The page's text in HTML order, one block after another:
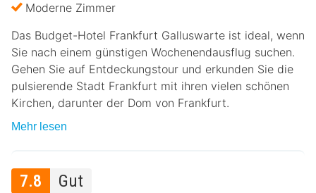
Moderne Zimmer
Das Budget-Hotel Frankfurt Galluswarte ist ideal, wenn
Sie nach einem günstigen Wochenendausflug suchen.
Gehen Sie auf Entdeckungstour und erkunden Sie die
pulsierende Stadt Frankfurt mit ihren vielen schönen
Kirchen, darunter der Dom von Frankfurt.
Mehr lesen
7.8 Gut